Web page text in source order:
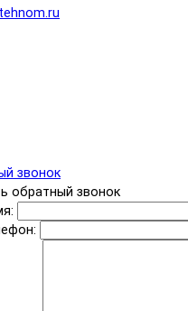
звонок
обратный звонок